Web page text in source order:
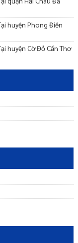
huyện Phong Điền
huyện Cờ Đỏ Cần Thơ
quận Thốt Nốt Cần
lâu?
quận Cái Răng Cần